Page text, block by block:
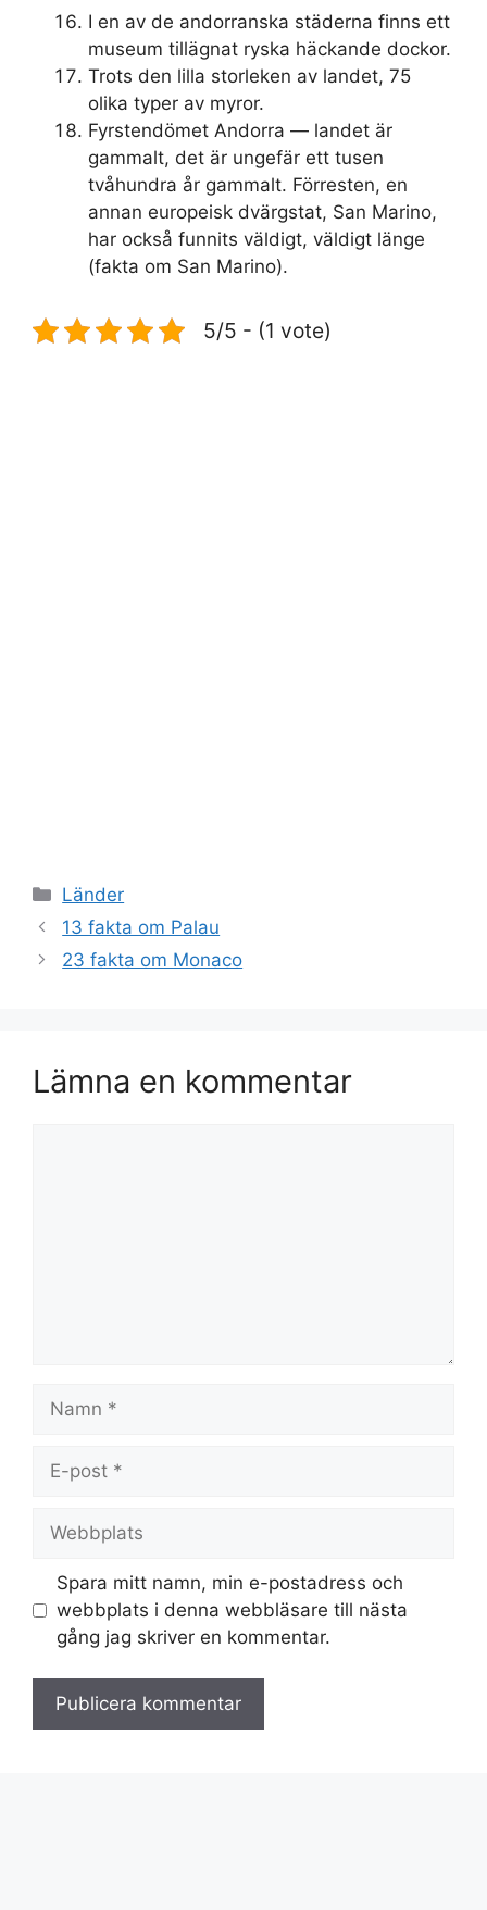
I en av de andorranska städerna finns ett
museum tillägnat ryska häckande dockor.
Trots den lilla storleken av landet, 75
olika typer av myror.
Fyrstendömet Andorra — landet är
gammalt, det är ungefär ett tusen
tvåhundra år gammalt. Förresten, en
annan europeisk dvärgstat, San Marino,
har också funnits väldigt, väldigt länge
(fakta om San Marino).
5/5 - (1 vote)
Kategorier
Länder
13 fakta om Palau
23 fakta om Monaco
Lämna en kommentar
post
Spara mitt namn, min e-postadress och
webbplats i denna webbläsare till nästa
gång jag skriver en kommentar.